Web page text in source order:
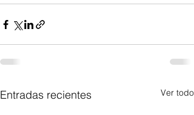
Entradas recientes Ver todo